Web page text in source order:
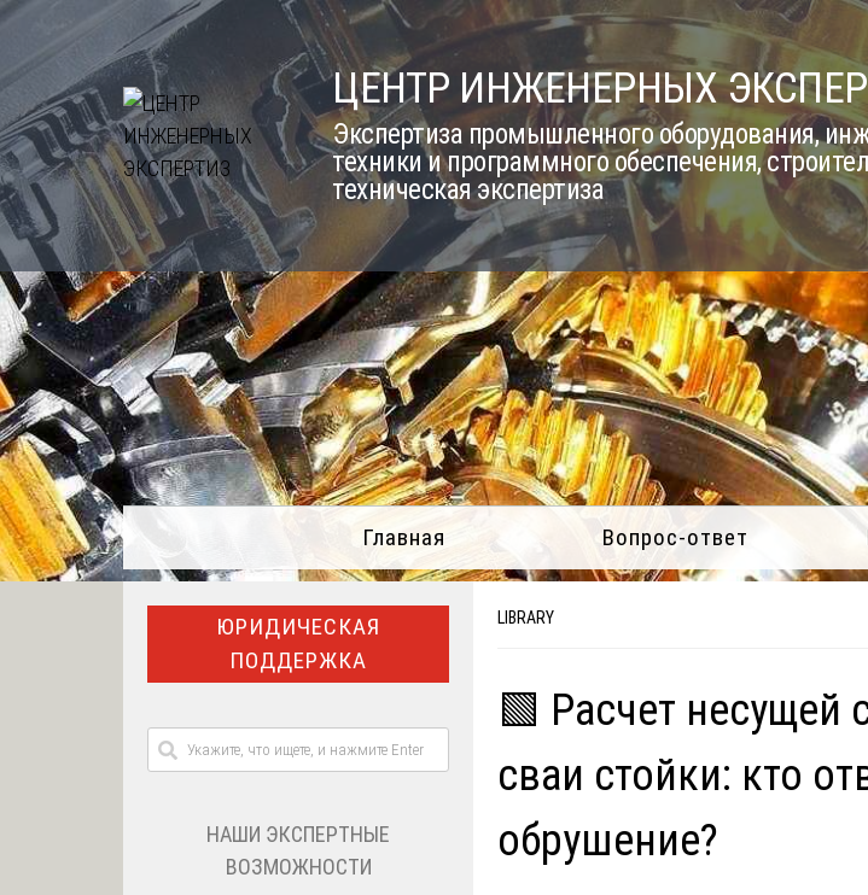
Skip
content
ЦЕНТР ИНЖЕНЕРНЫХ
Экспертиза промышленного оборудования,
техники и программного обеспечения,
техническая экспертиза
Главная Вопрос-ответ
LIBRARY
🟩 Расчет несущей
сваи стойки: кто
обрушение?
ЮРИДИЧЕСКАЯ
ПОДДЕРЖКА
НАШИ ЭКСПЕРТНЫЕ
ВОЗМОЖНОСТИ